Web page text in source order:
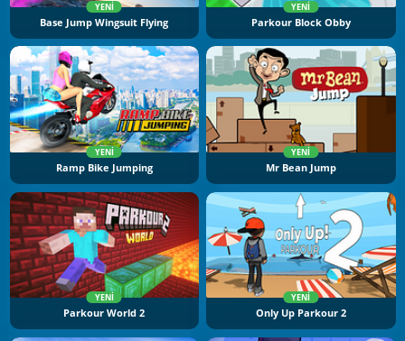
YENI
Base Jump Wingsuit Flying
YENI
Parkour Block Obby
YENI
Ramp Bike Jumping
YENI
Mr Bean Jump
YENI
Parkour World 2
YENI
Only Up Parkour 2